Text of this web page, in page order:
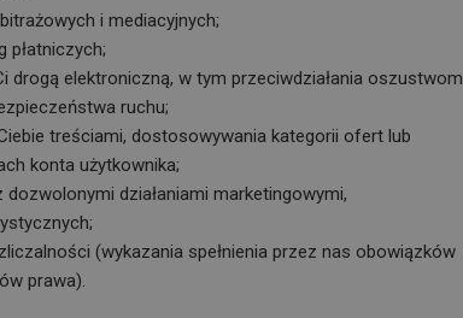
i mediacyjnych;
płatniczych;
drogą elektroniczną, w tym przeciwdziałania oszustwom
ruchu;
treściami, dostosowywania kategorii ofert lub
konta użytkownika;
działaniami marketingowymi,
(wykazania spełnienia przez nas obowiązków
prawa).